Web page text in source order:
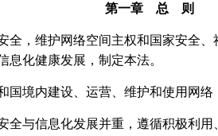
第一章 总 则
，维护网络空间主权和国家安全、
息化健康发展，制定本法。
境内建设、运营、维护和使用网络
与信息化发展并重，遵循积极利用